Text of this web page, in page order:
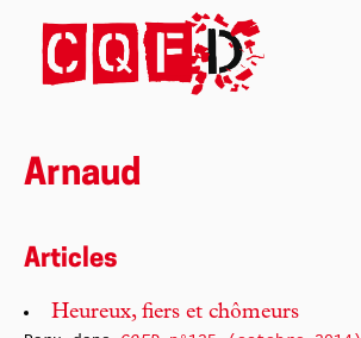
Arnaud
Articles
Heureux, fiers et chômeurs